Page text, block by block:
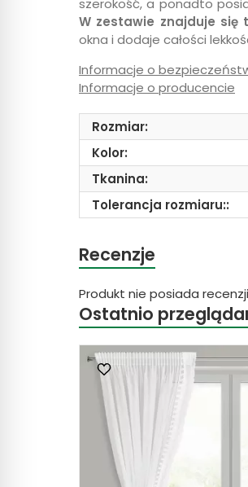
szerokość, a ponadto
W zestawie znajduje się
okna i dodaje całości
Informacje o
Informacje o producencie
Rozmiar:
Kolor:
Tkanina:
Tolerancja rozmiaru::
Recenzje
Produkt nie posiada
Ostatnio